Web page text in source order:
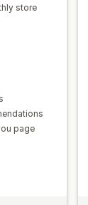
store
page